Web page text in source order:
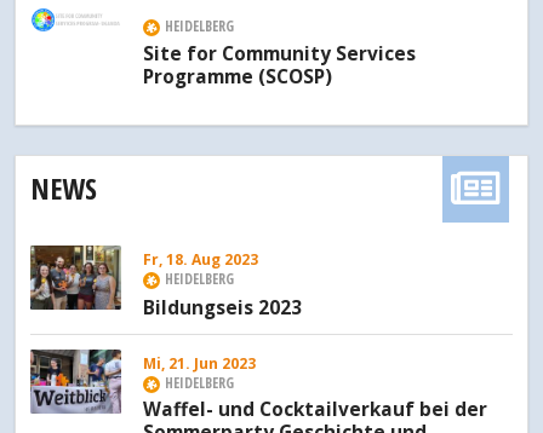
HEIDELBERG
Site for Community Services
Programme (SCOSP)
NEWS
Fr, 18. Aug 2023
HEIDELBERG
Bildungseis 2023
Mi, 21. Jun 2023
HEIDELBERG
Waffel- und Cocktailverkauf bei der